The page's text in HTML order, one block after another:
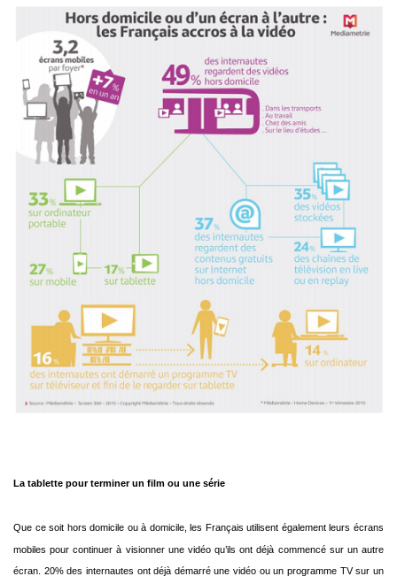
La tablette pour terminer un film ou une série
Que ce soit hors domicile ou à domicile, les Français utilisent également leurs écrans
mobiles pour continuer à visionner une vidéo qu’ils ont déjà commencé sur un autre
écran. 20% des internautes ont déjà démarré une vidéo ou un programme TV sur un